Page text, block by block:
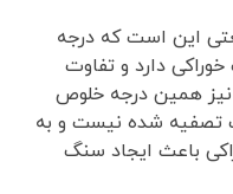
این است که درجه
دارد و تفاوت
همین درجه خلوص
تصفیه شده نیست و به
باعث ایجاد سنگ